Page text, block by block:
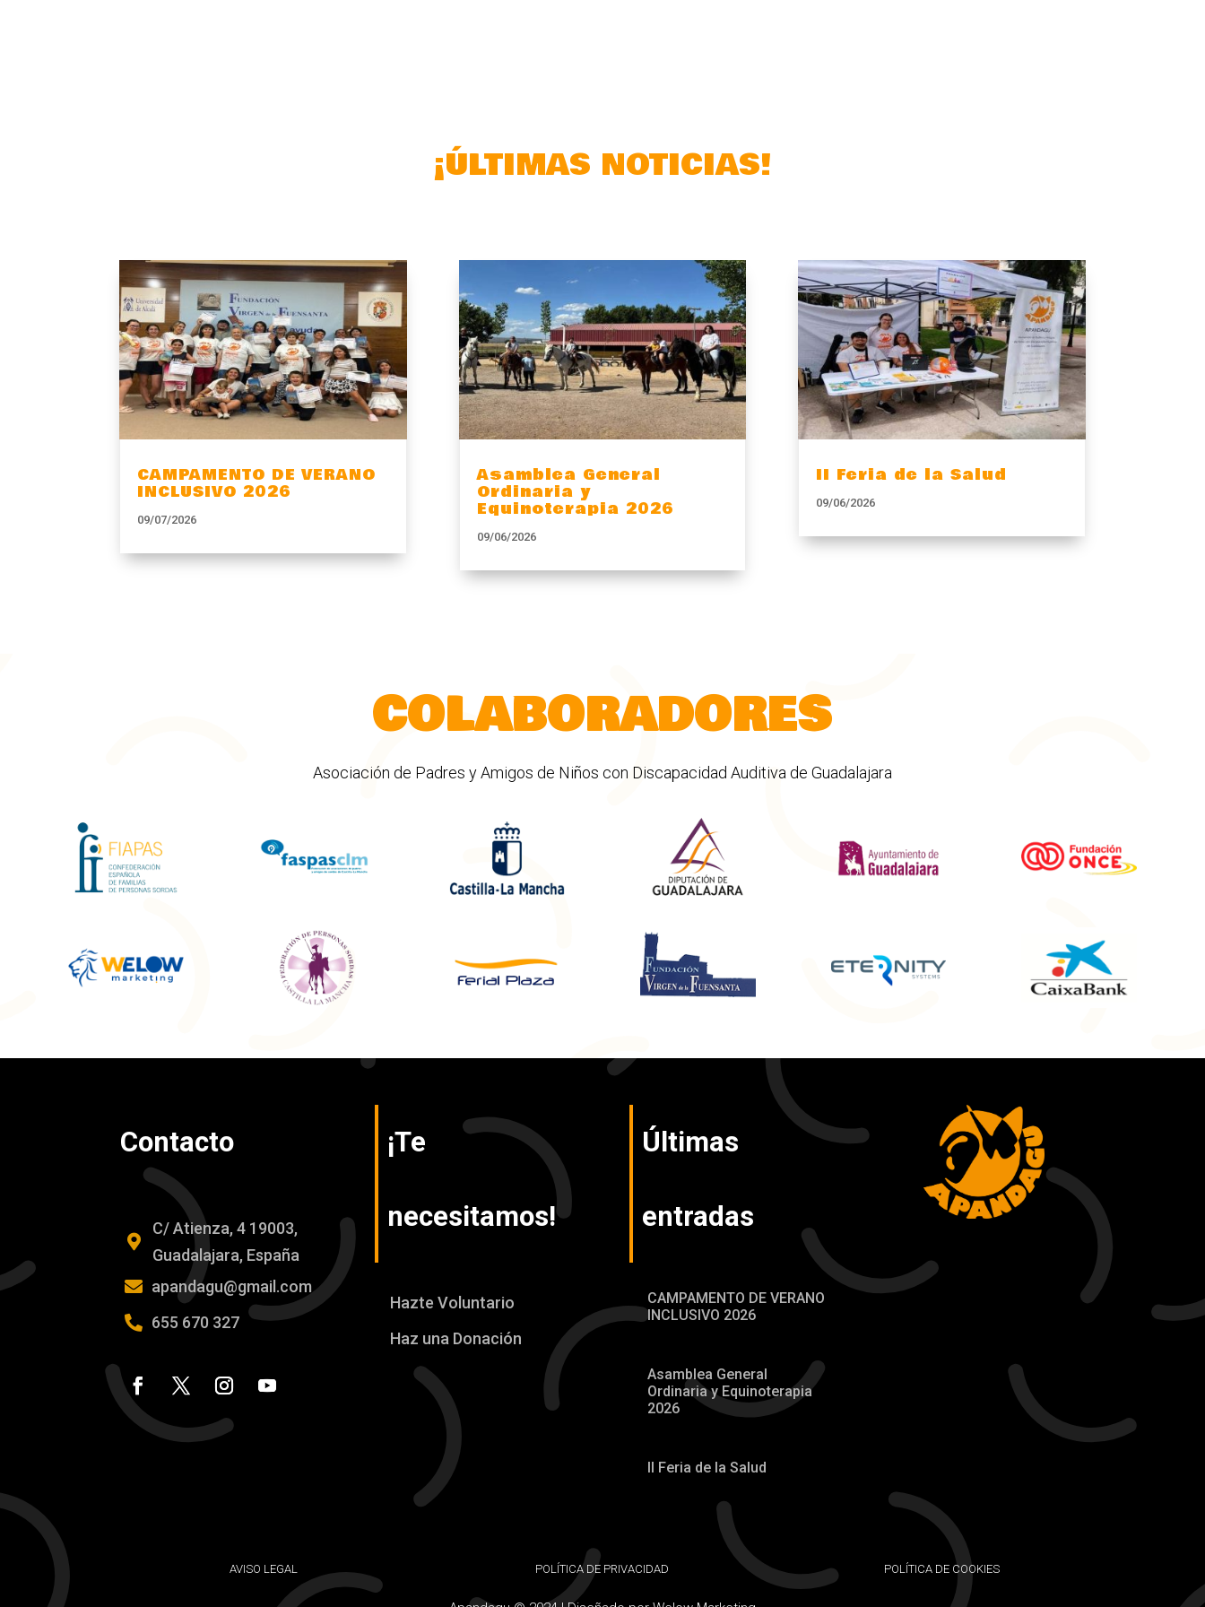
¡ÚLTIMAS NOTICIAS!
CAMPAMENTO DE VERANO
INCLUSIVO 2026
09/07/2026
Asamblea General
Ordinaria y
Equinoterapia 2026
09/06/2026
II Feria de la Salud
09/06/2026
COLABORADORES
Asociación de Padres y Amigos de Niños con Discapacidad Auditiva de Guadalajara
Contacto

C/ Atienza, 4 19003,
Guadalajara, España
 apandagu@gmail.com
 655 670 327
¡Te
necesitamos!
Hazte Voluntario
Haz una Donación
Últimas
entradas
CAMPAMENTO DE VERANO
INCLUSIVO 2026
Asamblea General
Ordinaria y Equinoterapia
2026
II Feria de la Salud
AVISO LEGAL POLÍTICA DE PRIVACIDAD POLÍTICA DE COOKIES